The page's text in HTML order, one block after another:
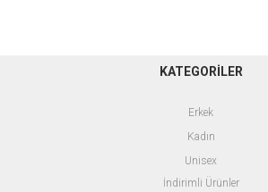
KATEGORİLER
Erkek
Kadın
Unisex
İndirimli Ürünler